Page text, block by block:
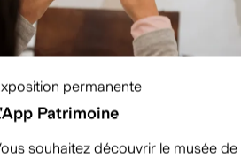
permanente
Patrimoine
souhaitez découvrir le musée de